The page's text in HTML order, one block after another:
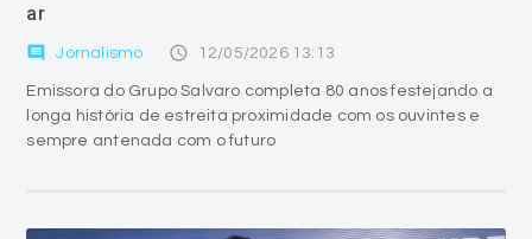
ar
comment Jornalismo access_time 12/05/2026 13:13
Emissora do Grupo Salvaro completa 80 anos festejando a
longa história de estreita proximidade com os ouvintes e
sempre antenada com o futuro